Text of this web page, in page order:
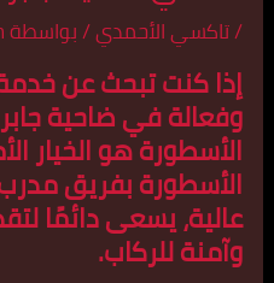
/تاكسي الأحمدي/ بواسطة
إذا كنت تبحث عن
وفعالة في ضاحية
الأسطورة هو الخيار
الأسطورة بفريق مدرب
عالية، يسعى دائمًا
وآمنة للركاب.